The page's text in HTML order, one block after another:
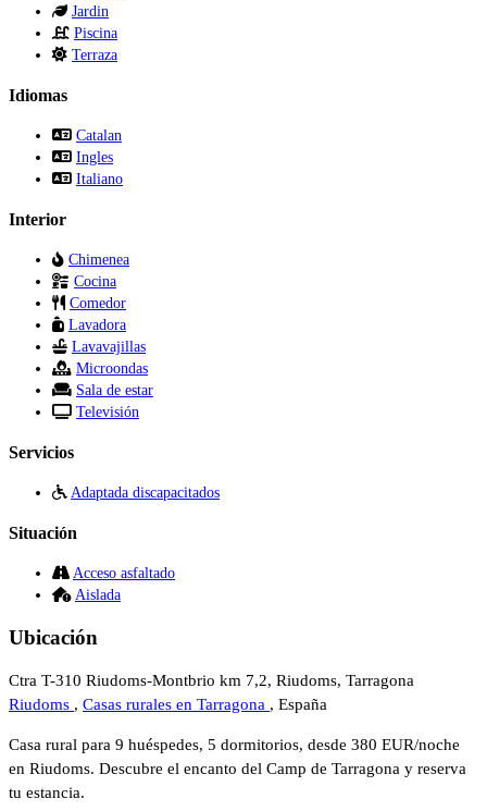
Jardin
Piscina
Terraza
Idiomas
Catalan
Ingles
Italiano
Interior
Chimenea
Cocina
Comedor
Lavadora
Lavavajillas
Microondas
Sala de estar
Televisión
Servicios
Adaptada discapacitados
Situación
Acceso asfaltado
Aislada
Ubicación
Ctra T-310 Riudoms-Montbrio km 7,2, Riudoms, Tarragona
Riudoms , Casas rurales en Tarragona , España
Casa rural para 9 huéspedes, 5 dormitorios, desde 380 EUR/noche
en Riudoms. Descubre el encanto del Camp de Tarragona y reserva
tu estancia.